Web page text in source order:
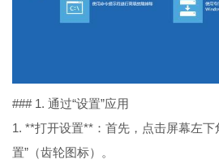
### 1. 通过“设置”应用
1. **打开设置**：首先，点击屏幕左下
置”（齿轮图标）。